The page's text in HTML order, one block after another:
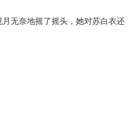
奈地摇了摇头，她对苏白衣还